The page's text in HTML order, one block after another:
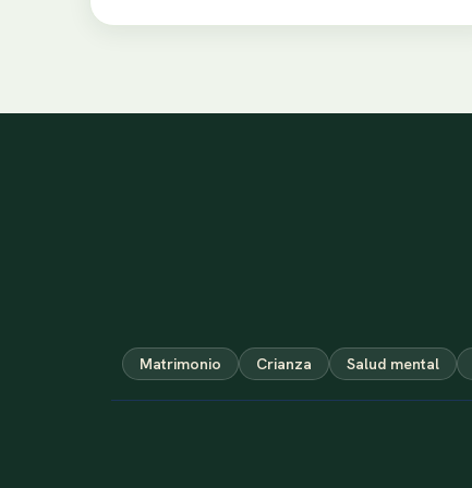
Matrimonio Crianza Salud mental